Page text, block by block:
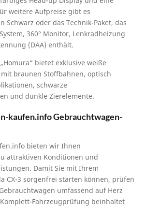
weitere Aufpreise gibt es
Schwarz oder das Technik-Paket, das
360° Monitor, Lenkradheizung
(DAA) enthält.
bietet exklusive weiße
braunen Stoffbahnen, optisch
schwarze
und dunkle Zierelemente.
kaufen.info Gebrauchtwagen-
bieten wir Ihnen
attraktiven Konditionen und
Damit Sie mit Ihrem
CX-3 sorgenfrei starten können, prüfen
umfassend auf Herz
Fahrzeugprüfung beinhaltet